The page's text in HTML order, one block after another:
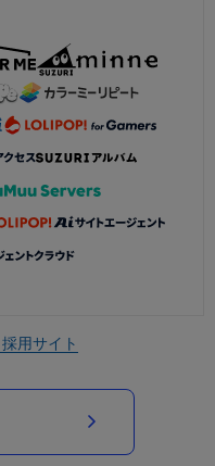
採用サイト